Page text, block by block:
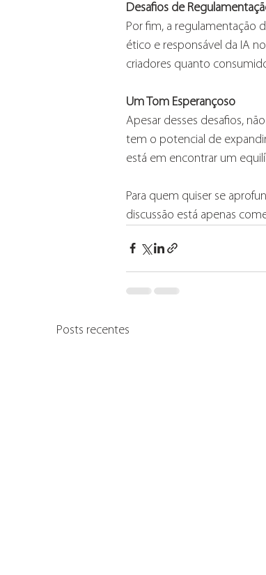
Desafios de
Por fim, a regulamentação
ético e responsável da IA
criadores quanto
Um Tom Esperançoso
Apesar desses desafios,
tem o potencial de
está em encontrar um
Para quem quiser se
discussão está apenas
Posts recentes